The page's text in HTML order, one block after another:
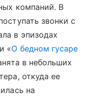
компаний. В
звонки с
в эпизодах
«О бедном гусаре
в небольших
откуда ее
на